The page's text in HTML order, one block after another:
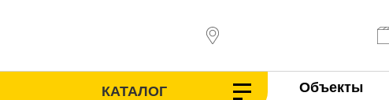
КАТАЛОГ Объекты